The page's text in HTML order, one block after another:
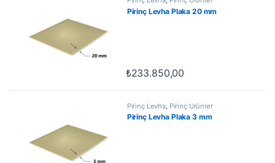
Pirinç Levha Plaka 20 mm
₺233.850,00
Pirinç Levha, Pirinç Ürünler
Pirinç Levha Plaka 3 mm